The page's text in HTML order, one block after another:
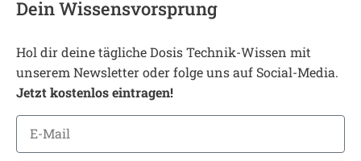
Dein Wissensvorsprung
Hol dir deine tägliche Dosis Technik-Wissen mit
unserem Newsletter oder folge uns auf Social-Media.
Jetzt kostenlos eintragen!